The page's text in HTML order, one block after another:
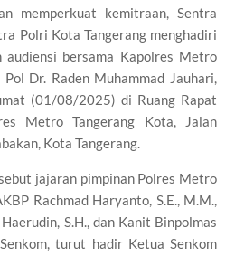
memperkuat kemitraan, Sentra
Polri Kota Tangerang menghadiri
bersama Kapolres Metro
Dr. Raden Muhammad Jauhari,
(01/08/2025) di Ruang Rapat
Metro Tangerang Kota, Jalan
Kota Tangerang.
jajaran pimpinan Polres Metro
Rachmad Haryanto, S.E., M.M.,
S.H., dan Kanit Binpolmas
turut hadir Ketua Senkom